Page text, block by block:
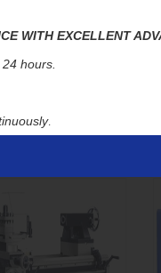
mm
mm
WITH EXCELLENT
hours.
.